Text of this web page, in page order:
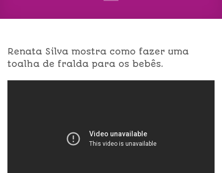
Renata Silva mostra como fazer uma
toalha de fralda para os bebês.